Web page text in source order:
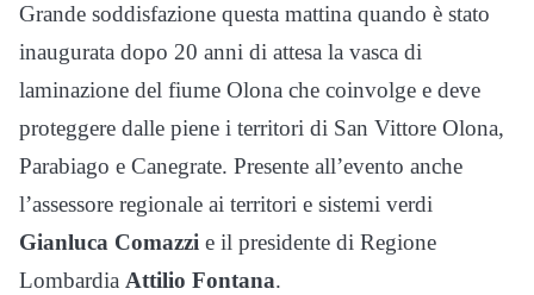
Grande soddisfazione questa mattina quando è stato
inaugurata dopo 20 anni di attesa la vasca di
laminazione del fiume Olona che coinvolge e deve
proteggere dalle piene i territori di San Vittore Olona,
Parabiago e Canegrate. Presente all’evento anche
l’assessore regionale ai territori e sistemi verdi
Gianluca Comazzi e il presidente di Regione
Lombardia Attilio Fontana.